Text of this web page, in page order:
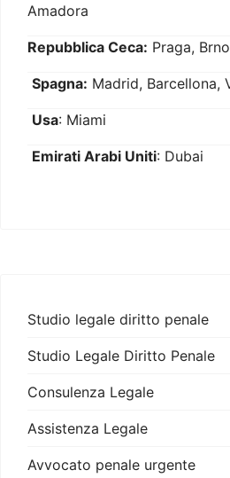
Amadora
Repubblica Ceca: Praga,
Spagna: Madrid, Barcellona,
Usa: Miami
Emirati Arabi Uniti: Dubai
Studio legale diritto penale
Studio Legale Diritto Penale
Consulenza Legale
Assistenza Legale
Avvocato penale urgente